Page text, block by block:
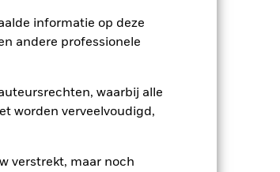
informatie op deze
andere professionele
waarbij alle
worden verveelvoudigd,
verstrekt, maar noch
kopers of
07/mei/2014